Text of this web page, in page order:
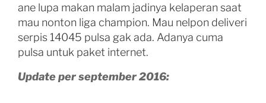
ane lupa makan malam jadinya kelaperan saat
mau nonton liga champion. Mau nelpon deliveri
serpis 14045 pulsa gak ada. Adanya cuma
pulsa untuk paket internet.
Update per september 2016: